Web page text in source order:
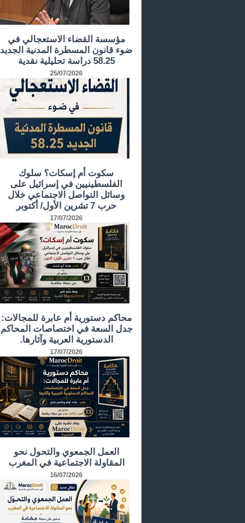
مؤسسة القضاء الاستعجالي في
ضوء قانون المسطرة المدنية الجديد
58.25 دراسة تحليلية نقدية
25/07/2026
سكوت أم إسكات؟ سلوك
الفلسطينيين في إسرائيل على
وسائل التواصل الاجتماعي خلال
حرب 7 تشرين الأول/ أكتوبر
17/07/2026
محاكم دستورية أم عابرة للمجالات:
جدل السعة في اختصاصات المحاكم
الدستورية العربية وآثارها.
17/07/2026
العمل الجمعوي والتحول نحو
المقاولة الاجتماعية في المغرب
16/07/2026